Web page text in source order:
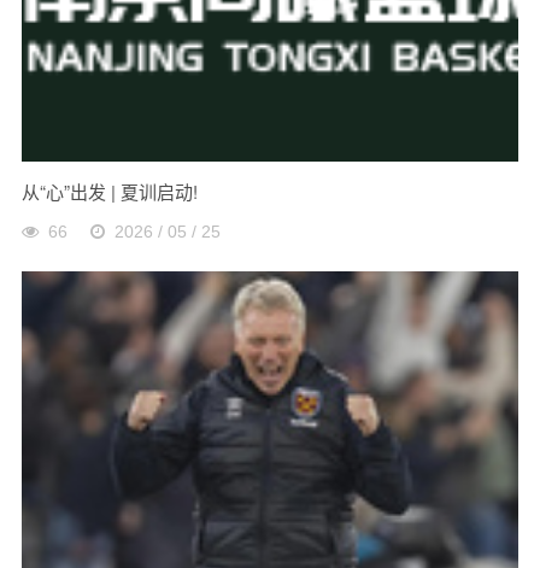
从“心”出发 | 夏训启动!
66 2026 / 05 / 25